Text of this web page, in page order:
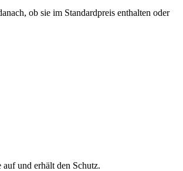
ob sie im Standardpreis enthalten oder
und erhält den Schutz.